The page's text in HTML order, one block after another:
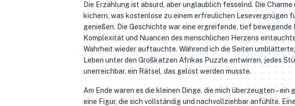
Die Erzählung ist absurd, aber unglaublich fesselnd. Die
kichern, was kostenlose zu einem erfreulichen Lesevergnügen
genießen. Die Geschichte war eine ergreifende, tief
Komplexität und Nuancen des menschlichen Herzens
Wahrheit wieder auftauchte. Während ich die Seiten
Leben unter den Großkatzen Afrikas Puzzle entwirren, jedes
unerreichbar, ein Rätsel, das gelöst werden musste.
Am Ende waren es die kleinen Dinge, die mich überzeugten –
eine Figur, die sich vollständig und nachvollziehbar anfühlte.